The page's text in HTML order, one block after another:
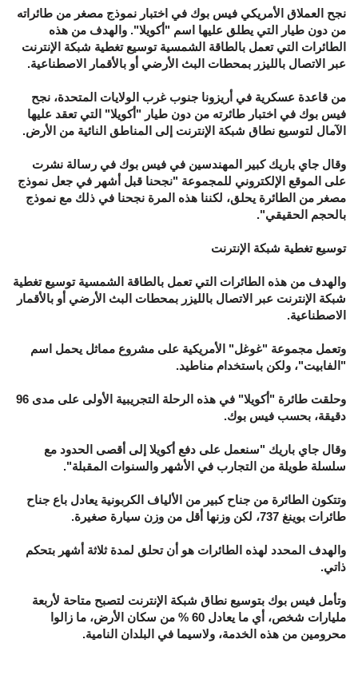
نجح العملاق الأمريكي فيس بوك في اختبار نموذج مصغر من طائراته
من دون طيار التي يطلق عليها اسم "أكويلا". والهدف من هذه
الطائرات التي تعمل بالطاقة الشمسية توسيع تغطية شبكة الإنترنت
عبر الاتصال بالليزر بمحطات البث الأرضي أو بالأقمار الاصطناعية.
من قاعدة عسكرية في أريزونا جنوب غرب الولايات المتحدة، نجح
فيس بوك في اختبار طائرته من دون طيار "أكويلا" التي تعقد عليها
الآمال لتوسيع نطاق شبكة الإنترنت إلى المناطق النائية من الأرض.
وقال جاي باريك كبير المهندسين في فيس بوك في رسالة نشرت
على الموقع الإلكتروني للمجموعة "نجحنا قبل أشهر في جعل نموذج
مصغر من الطائرة يحلق، لكننا هذه المرة نجحنا في ذلك مع نموذج
بالحجم الحقيقي".
توسيع تغطية شبكة الإنترنت
والهدف من هذه الطائرات التي تعمل بالطاقة الشمسية توسيع تغطية
شبكة الإنترنت عبر الاتصال بالليزر بمحطات البث الأرضي أو بالأقمار
الاصطناعية.
وتعمل مجموعة "غوغل" الأمريكية على مشروع مماثل يحمل اسم
"الفابيت"، ولكن باستخدام مناطيد.
وحلقت طائرة "أكويلا" في هذه الرحلة التجريبية الأولى على مدى 96
دقيقة، بحسب فيس بوك.
وقال جاي باريك "سنعمل على دفع أكويلا إلى أقصى الحدود مع
سلسلة طويلة من التجارب في الأشهر والسنوات المقبلة".
وتتكون الطائرة من جناح كبير من الألياف الكربونية يعادل باع جناح
طائرات بوينغ 737، لكن وزنها أقل من وزن سيارة صغيرة.
والهدف المحدد لهذه الطائرات هو أن تحلق لمدة ثلاثة أشهر بتحكم
ذاتي.
وتأمل فيس بوك بتوسيع نطاق شبكة الإنترنت لتصبح متاحة لأربعة
مليارات شخص، أي ما يعادل 60 % من سكان الأرض، ما زالوا
محرومين من هذه الخدمة، ولاسيما في البلدان النامية.